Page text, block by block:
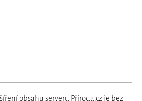
obsahu serveru Příroda.cz je bez